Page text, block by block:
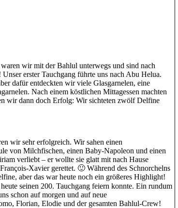
wir mit der Bahlul unterwegs und sind nach
erster Tauchgang führte uns nach Abu Helua.
dafür entdeckten wir viele Glasgarnelen, eine
Nach einem köstlichen Mittagessen machten
wir dann doch Erfolg: Wir sichteten zwölf Delfine
wir sehr erfolgreich. Wir sahen einen
von Milchfischen, einen Baby-Napoleon und einen
verliebt – er wollte sie glatt mit nach Hause
Xavier gerettet. 🙂 Während des Schnorchelns
aber das war heute noch ein größeres Highlight!
seinen 200. Tauchgang feiern konnte. Ein rundum
schon auf morgen und auf neue
Florian, Elodie und der gesamten Bahlul-Crew!